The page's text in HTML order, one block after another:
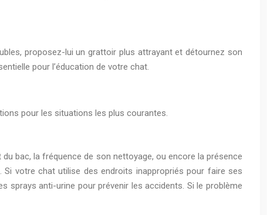
proposez-lui un grattoir plus attrayant et détournez son
pour l’éducation de votre chat.
pour les situations les plus courantes.
bac, la fréquence de son nettoyage, ou encore la présence
Si votre chat utilise des endroits inappropriés pour faire ses
anti-urine pour prévenir les accidents. Si le problème